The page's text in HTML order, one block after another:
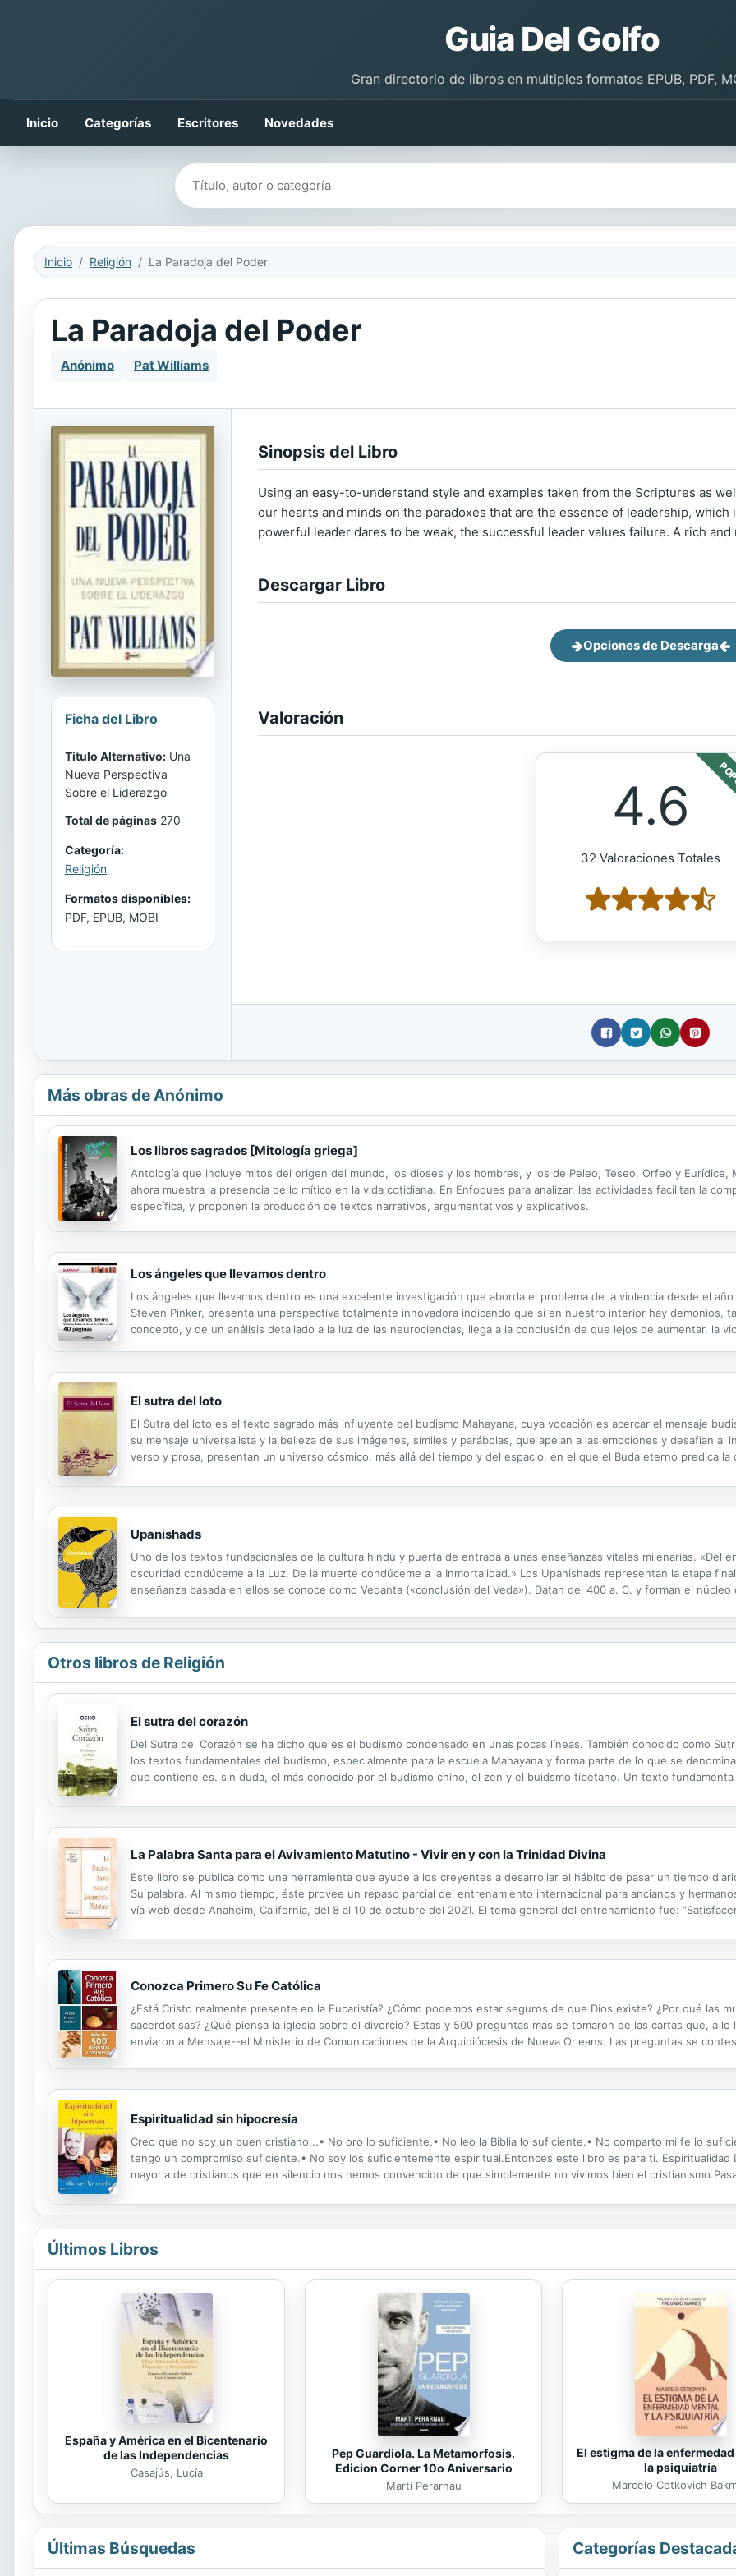
Guia Del Golfo
Gran directorio de libros en multiples formatos EPUB, PDF,
Inicio Categorías Escritores Novedades
Buscar libros
Inicio Religión La Paradoja del Poder
La Paradoja del Poder
Anónimo Pat Williams
Ficha del Libro
Titulo Alternativo: Una
Nueva Perspectiva
Sobre el Liderazgo
Total de páginas 270
Categoría:
Religión
Formatos disponibles:
PDF, EPUB, MOBI
Sinopsis del Libro
Using an easy-to-understand style and examples taken from the Scriptures as
our hearts and minds on the paradoxes that are the essence of leadership,
powerful leader dares to be weak, the successful leader values failure. A rich
Descargar Libro
Opciones de Descarga
Valoración
4.6
32 Valoraciones Totales
Más obras de Anónimo
Los libros sagrados [Mitología griega]
Antología que incluye mitos del origen del mundo, los dioses y los hombres, y los de Peleo, Teseo, Orfeo y Eurídice,
ahora muestra la presencia de lo mítico en la vida cotidiana. En Enfoques para analizar, las actividades facilitan la
específica, y proponen la producción de textos narrativos, argumentativos y explicativos.
Los ángeles que llevamos dentro
Los ángeles que llevamos dentro es una excelente investigación que aborda el problema de la violencia desde el
Steven Pinker, presenta una perspectiva totalmente innovadora indicando que si en nuestro interior hay demonios,
concepto, y de un análisis detallado a la luz de las neurociencias, llega a la conclusión de que lejos de aumentar, la
El sutra del loto
El Sutra del loto es el texto sagrado más influyente del budismo Mahayana, cuya vocación es acercar el mensaje
su mensaje universalista y la belleza de sus imágenes, símiles y parábolas, que apelan a las emociones y desafían al
verso y prosa, presentan un universo cósmico, más allá del tiempo y del espacio, en el que el Buda eterno predica
Upanishads
Uno de los textos fundacionales de la cultura hindú y puerta de entrada a unas enseñanzas vitales milenarias. «Del
oscuridad condúceme a la Luz. De la muerte condúceme a la Inmortalidad.» Los Upanishads representan la etapa
enseñanza basada en ellos se conoce como Vedanta («conclusión del Veda»). Datan del 400 a. C. y forman el
Otros libros de Religión
El sutra del corazón
Del Sutra del Corazón se ha dicho que es el budismo condensado en unas pocas líneas. También conocido como
los textos fundamentales del budismo, especialmente para la escuela Mahayana y forma parte de lo que se
que contiene es. sin duda, el más conocido por el budismo chino, el zen y el buidsmo tibetano. Un texto
La Palabra Santa para el Avivamiento Matutino - Vivir en y con la Trinidad Divina
Este libro se publica como una herramienta que ayude a los creyentes a desarrollar el hábito de pasar un tiempo
Su palabra. Al mismo tiempo, éste provee un repaso parcial del entrenamiento internacional para ancianos y
vía web desde Anaheim, California, del 8 al 10 de octubre del 2021. El tema general del entrenamiento fue:
Conozca Primero Su Fe Católica
¿Está Cristo realmente presente en la Eucaristía? ¿Cómo podemos estar seguros de que Dios existe? ¿Por qué las
sacerdotisas? ¿Qué piensa la iglesia sobre el divorcio? Estas y 500 preguntas más se tomaron de las cartas que, a
enviaron a Mensaje--el Ministerio de Comunicaciones de la Arquidiócesis de Nueva Orleans. Las preguntas se
Espiritualidad sin hipocresía
Creo que no soy un buen cristiano...• No oro lo suficiente.• No leo la Biblia lo suficiente.• No comparto mi fe lo
tengo un compromiso suficiente.• No soy los suficientemente espiritual.Entonces este libro es para ti. Espiritualidad
mayoria de cristianos que en silencio nos hemos convencido de que simplemente no vivimos bien el
Últimos Libros
España y América en el Bicentenario
de las Independencias
Casajús, Lucía
Pep Guardiola. La Metamorfosis.
Edicion Corner 10o Aniversario
Marti Perarnau
El estigma de la
la psiquiatría
Marcelo Cetkovich
Últimas Búsquedas Categorías